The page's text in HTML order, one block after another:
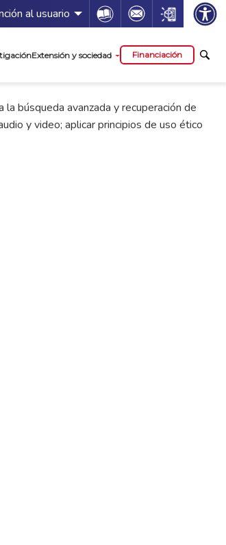
al usuario Icon Icon Icon
Extensión y sociedad Financiación
búsqueda avanzada y recuperación de
y video; aplicar principios de uso ético